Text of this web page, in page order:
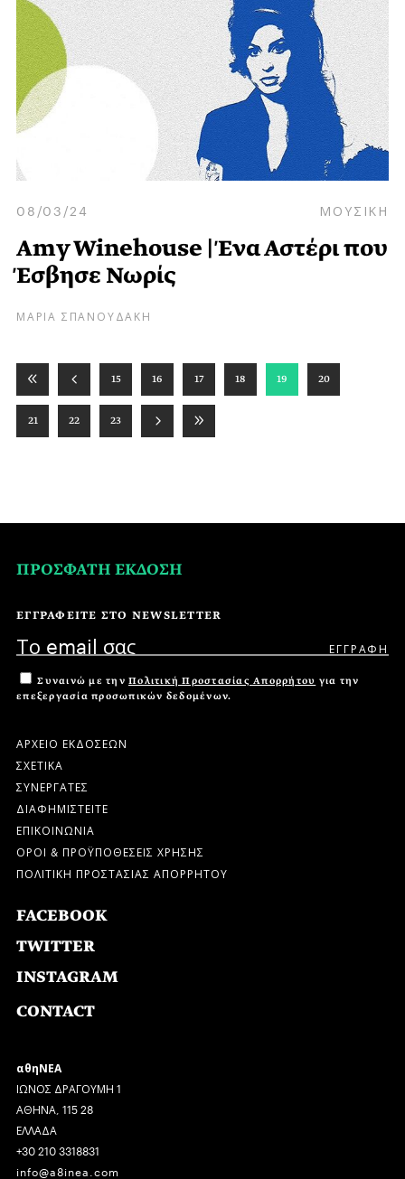
08/03/24 ΜΟΥΣΙΚΗ
Amy Winehouse | Ένα Αστέρι που
Έσβησε Νωρίς
ΜΑΡΙΑ ΣΠΑΝΟΥΔΑΚΗ
15 16 17 18 19 20
21 22 23
ΠΡΟΣΦΑΤΗ ΕΚΔΟΣΗ
ΕΓΓΡΑΦΕΙΤΕ ΣΤΟ NEWSLETTER
Συναινώ με την Πολιτική Προστασίας Απορρήτου για την
επεξεργασία προσωπικών δεδομένων.
ΑΡΧΕΙΟ ΕΚΔΟΣΕΩΝ
ΣΧΕΤΙΚΑ
ΣΥΝΕΡΓΑΤΕΣ
ΔΙΑΦΗΜΙΣΤΕΙΤΕ
ΕΠΙΚΟΙΝΩΝΙΑ
ΟΡΟΙ & ΠΡΟΫΠΟΘΕΣΕΙΣ ΧΡΗΣΗΣ
ΠΟΛΙΤΙΚΗ ΠΡΟΣΤΑΣΙΑΣ ΑΠΟΡΡΗΤΟΥ
FACEBOOK
TWITTER
INSTAGRAM
CONTACT
αθηΝΕΑ
ΙΩΝΟΣ ΔΡΑΓΟΥΜΗ 1
ΑΘΗΝΑ, 115 28
ΕΛΛΑΔΑ
+30 210 3318831
info@a8inea.com